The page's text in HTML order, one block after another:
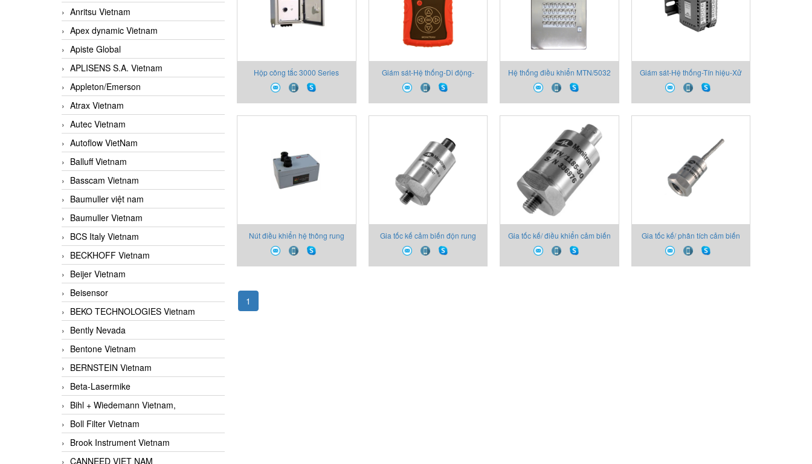
Anritsu Vietnam
Apex dynamic Vietnam
Apiste Global
APLISENS S.A. Vietnam
Appleton/Emerson
Atrax Vietnam
Autec Vietnam
Autoflow VietNam
Balluff Vietnam
Basscam Vietnam
Baumuller việt nam
Baumuller Vietnam
BCS Italy Vietnam
BECKHOFF Vietnam
Beijer Vietnam
Beisensor
BEKO TECHNOLOGIES Vietnam
Bently Nevada
Bentone Vietnam
BERNSTEIN Vietnam
Beta-Lasermike
Bihl + Wiedemann Vietnam,
Boll Filter Vietnam
Brook Instrument Vietnam
CANNEED VIET NAM
Hộp công tắc 3000 Series
Monitran Vietnam
Giám sát-Hệ thống-Di động-
Máy đo độ rung MTN/VM220
Monitran Vietnam
Hệ thống điều khiển MTN/5032
Monitran Vietnam
Giám sát-Hệ thống-Tín hiệu-Xử
lý MTN/8006, TC Monitran
Vietnam
Nút điều khiển hệ thông rung
MTVS0004 Monitran Vietnam
Gia tốc kế cảm biến độn rung
cho mục đích đặc biệt
MTN/2287IT-4P Monitran
Gia tốc kế/ điều khiển cảm biến
độ rung MTN/1185, C Monitran
Vietnam
Gia tốc kế/ phân tích cảm biến
độ rung MTN/1100, C Monitran
Vietnam
1